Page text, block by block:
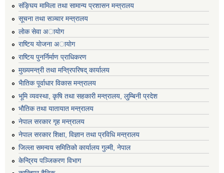
संङ्घिय मामिला तथा सामान्य प्रशासन मन्त्रालय
सूचना तथा सञ्चार मन्त्रालय
लाेक सेवा अायाेग
राष्टिय याेजना अायाेग
राष्टिय पुनर्निर्माण प्राधिकरण
मुख्यमन्त्री तथा मन्त्रिपरिषद् कार्यालय
भैातिक पूर्वाधार विकास मन्त्रालय
भूमि व्यवस्था, कृषि तथा सहकारी मन्त्रालय, लु्म्बिनी प्रदेश
भाैतिक तथा यातायात मन्त्रालय
नेपाल सरकार गृह मन्त्रालय
नेपाल सरकार शिक्षा, विज्ञान तथा प्रविधि मन्त्रालय
जिल्ला समन्वय समितिको कार्यालय गुल्मी, नेपाल
केन्द्रिय पञ्जिकरण विभाग